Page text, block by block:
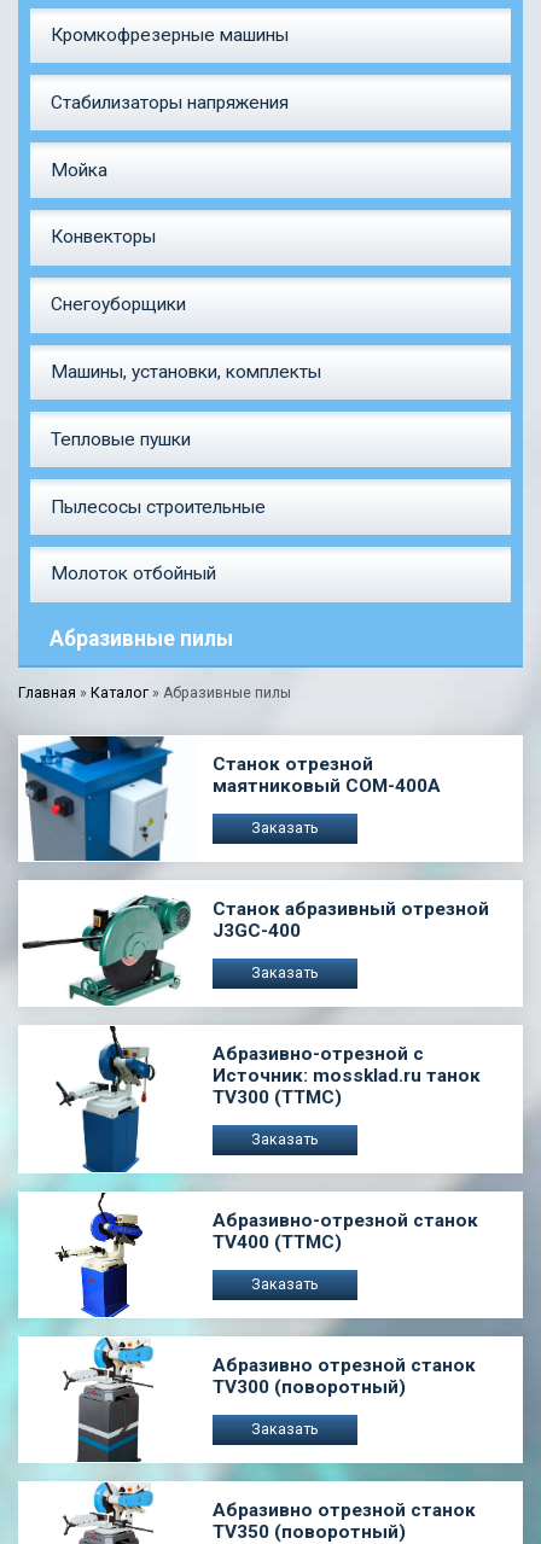
Кромкофрезерные машины
Стабилизаторы напряжения
Мойка
Конвекторы
Снегоуборщики
Машины, установки, комплекты
Тепловые пушки
Пылесосы строительные
Молоток отбойный
Абразивные пилы
Главная » Каталог » Абразивные пилы
Станок отрезной
маятниковый COM-400A
Заказать
Станок абразивный отрезной
J3GC-400
Заказать
Абразивно-отрезной с
Источник: mossklad.ru танок
TV300 (ТТМС)
Заказать
Абразивно-отрезной станок
TV400 (ТТМС)
Заказать
Абразивно отрезной станок
TV300 (поворотный)
Заказать
Абразивно отрезной станок
TV350 (поворотный)